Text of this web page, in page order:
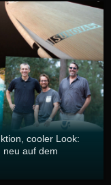
cooler Look:
neu auf dem